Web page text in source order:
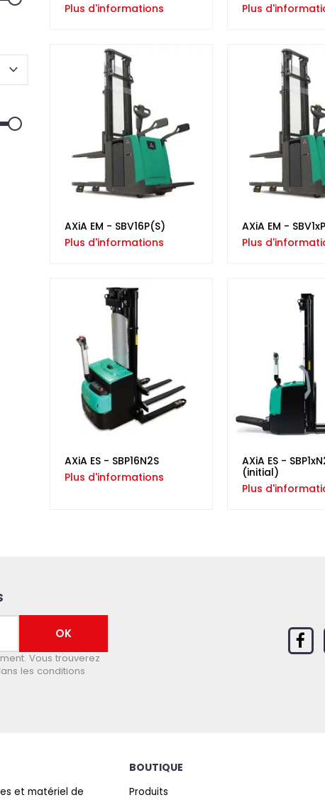
Plus d'informations
Plus
AXiA EM - SBV16P(S)
Plus d'informations
AXiA EM -
Plus
AXiA ES - SBP16N2S
Plus d'informations
AXiA ES -
(initial)
Plus
Vous trouverez
les conditions
et matériel de
BOUTIQUE
Produits